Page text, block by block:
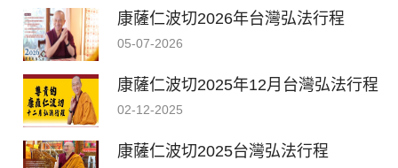
康薩仁波切2026年台灣弘法行程
05-07-2026
康薩仁波切2025年12月台灣弘法行程
02-12-2025
康薩仁波切2025台灣弘法行程